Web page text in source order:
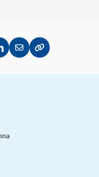
LinkedInissä
Jaa sähköpostitse
Kopioi linkki